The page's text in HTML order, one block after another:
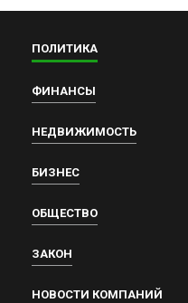
ПОЛИТИКА
ФИНАНСЫ
НЕДВИЖИМОСТЬ
БИЗНЕС
ОБЩЕСТВО
ЗАКОН
НОВОСТИ КОМПАНИЙ